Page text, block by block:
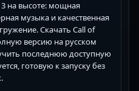
3 на высоте: мощная
музыка и качественная
Скачать Call of
версию на русском
последнюю доступную
готовую к запуску без